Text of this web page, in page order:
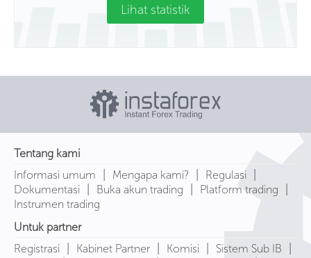
Lihat statistik
Tentang kami
Informasi umum
| Mengapa kami? | Regulasi |
Dokumentasi | Buka akun trading | Platform trading |
Instrumen trading
Untuk partner
Registrasi | Kabinet Partner | Komisi | Sistem Sub IB |